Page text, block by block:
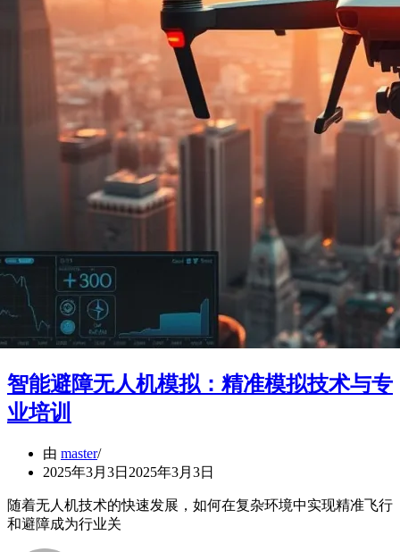
智能避障无人机模拟：精准模拟技术与专
业培训
由 master
2025年3月3日 2025年3月3日
随着无人机技术的快速发展，如何在复杂环境中实现精准飞行
和避障成为行业关